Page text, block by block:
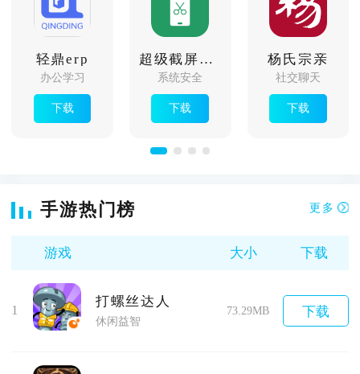
轻鼎erp
办公学习
下载
超级截屏加壳
系统安全
下载
杨氏宗亲
社交聊天
下载
手游热门榜 更多
游戏 大小 下载
1
打螺丝达人
休闲益智
73.29MB 下载